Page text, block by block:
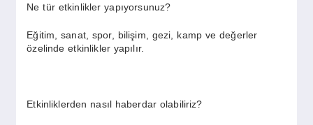
Ne tür etkinlikler yapıyorsunuz?
Eğitim, sanat, spor, bilişim, gezi, kamp ve değerler
özelinde etkinlikler yapılır.
Etkinliklerden nasıl haberdar olabiliriz?